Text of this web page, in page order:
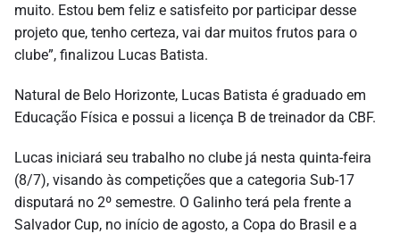
muito. Estou bem feliz e satisfeito por participar desse
projeto que, tenho certeza, vai dar muitos frutos para o
clube”, finalizou Lucas Batista.
Natural de Belo Horizonte, Lucas Batista é graduado em
Educação Física e possui a licença B de treinador da CBF.
Lucas iniciará seu trabalho no clube já nesta quinta-feira
(8/7), visando às competições que a categoria Sub-17
disputará no 2º semestre. O Galinho terá pela frente a
Salvador Cup, no início de agosto, a Copa do Brasil e a